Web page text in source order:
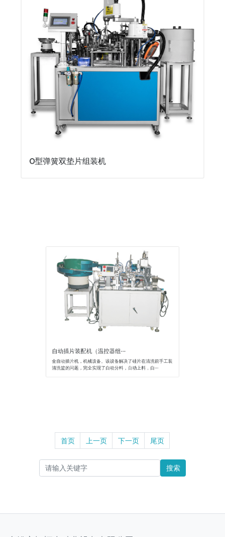
自动插片装配机（温控器组···
首页 上一页 下一页 尾页
搜索